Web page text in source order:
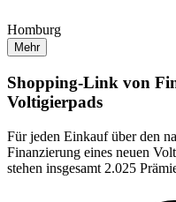
Homburg
Mehr
Shopping-Link von
Voltigierpads
Für jeden Einkauf über den
Finanzierung eines neuen
stehen insgesamt 2.025